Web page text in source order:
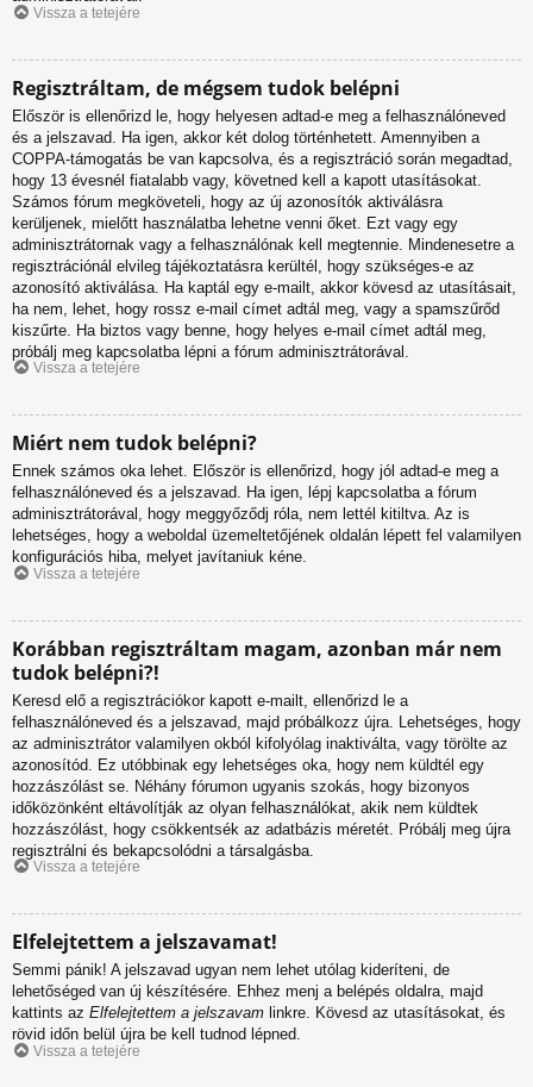
Vissza a tetejére
Regisztráltam, de mégsem tudok belépni
Először is ellenőrizd le, hogy helyesen adtad-e meg a felhasználóneved
és a jelszavad. Ha igen, akkor két dolog történhetett. Amennyiben a
COPPA-támogatás be van kapcsolva, és a regisztráció során megadtad,
hogy 13 évesnél fiatalabb vagy, követned kell a kapott utasításokat.
Számos fórum megköveteli, hogy az új azonosítók aktiválásra
kerüljenek, mielőtt használatba lehetne venni őket. Ezt vagy egy
adminisztrátornak vagy a felhasználónak kell megtennie. Mindenesetre a
regisztrációnál elvileg tájékoztatásra kerültél, hogy szükséges-e az
azonosító aktiválása. Ha kaptál egy e-mailt, akkor kövesd az utasításait,
ha nem, lehet, hogy rossz e-mail címet adtál meg, vagy a spamszűrőd
kiszűrte. Ha biztos vagy benne, hogy helyes e-mail címet adtál meg,
próbálj meg kapcsolatba lépni a fórum adminisztrátorával.
Vissza a tetejére
Miért nem tudok belépni?
Ennek számos oka lehet. Először is ellenőrizd, hogy jól adtad-e meg a
felhasználóneved és a jelszavad. Ha igen, lépj kapcsolatba a fórum
adminisztrátorával, hogy meggyőződj róla, nem lettél kitiltva. Az is
lehetséges, hogy a weboldal üzemeltetőjének oldalán lépett fel valamilyen
konfigurációs hiba, melyet javítaniuk kéne.
Vissza a tetejére
Korábban regisztráltam magam, azonban már nem
tudok belépni?!
Keresd elő a regisztrációkor kapott e-mailt, ellenőrizd le a
felhasználóneved és a jelszavad, majd próbálkozz újra. Lehetséges, hogy
az adminisztrátor valamilyen okból kifolyólag inaktiválta, vagy törölte az
azonosítód. Ez utóbbinak egy lehetséges oka, hogy nem küldtél egy
hozzászólást se. Néhány fórumon ugyanis szokás, hogy bizonyos
időközönként eltávolítják az olyan felhasználókat, akik nem küldtek
hozzászólást, hogy csökkentsék az adatbázis méretét. Próbálj meg újra
regisztrálni és bekapcsolódni a társalgásba.
Vissza a tetejére
Elfelejtettem a jelszavamat!
Semmi pánik! A jelszavad ugyan nem lehet utólag kideríteni, de
lehetőséged van új készítésére. Ehhez menj a belépés oldalra, majd
kattints az Elfelejtettem a jelszavam linkre. Kövesd az utasításokat, és
rövid időn belül újra be kell tudnod lépned.
Vissza a tetejére